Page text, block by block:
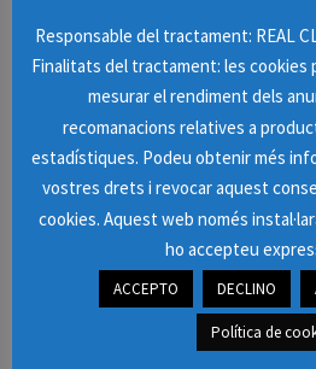
juliol 2022
juny 2022
maig 2022
abril 2022
Responsable del tractament: REAL
Finalitats del tractament: les cookies
mesurar el rendiment dels
recomanacions relatives a
estadístiques. Podeu obtenir més
vostres drets i revocar aquest
cookies. Aquest web només
ho accepteu
ACCEPTO DECLINO
Política de